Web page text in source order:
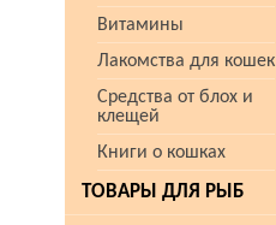
Витамины
Лакомства для кошек
Средства от блох и
клещей
Книги о кошках
ТОВАРЫ ДЛЯ РЫБ